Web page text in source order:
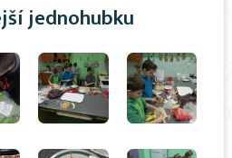
jednohubku